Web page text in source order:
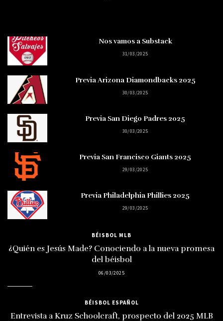
Nos vamos a Substack
31/03/2025
Previa Arizona Diamondbacks 2025
30/03/2025
Previa San Diego Padres 2025
30/03/2025
Previa San Francisco Giants 2025
29/03/2025
Previa Philadelphia Phillies 2025
29/03/2025
BÉISBOL MLB
¿Quién es Jesús Made? Conociendo a la nueva promesa
del béisbol
06/03/2025
BÉISBOL ESPAÑOL
Entrevista a Kruz Schoolcraft, prospecto del 2025 MLB